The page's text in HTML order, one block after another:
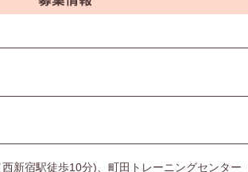
新宿駅徒歩10分)、町田トレーニングセンター